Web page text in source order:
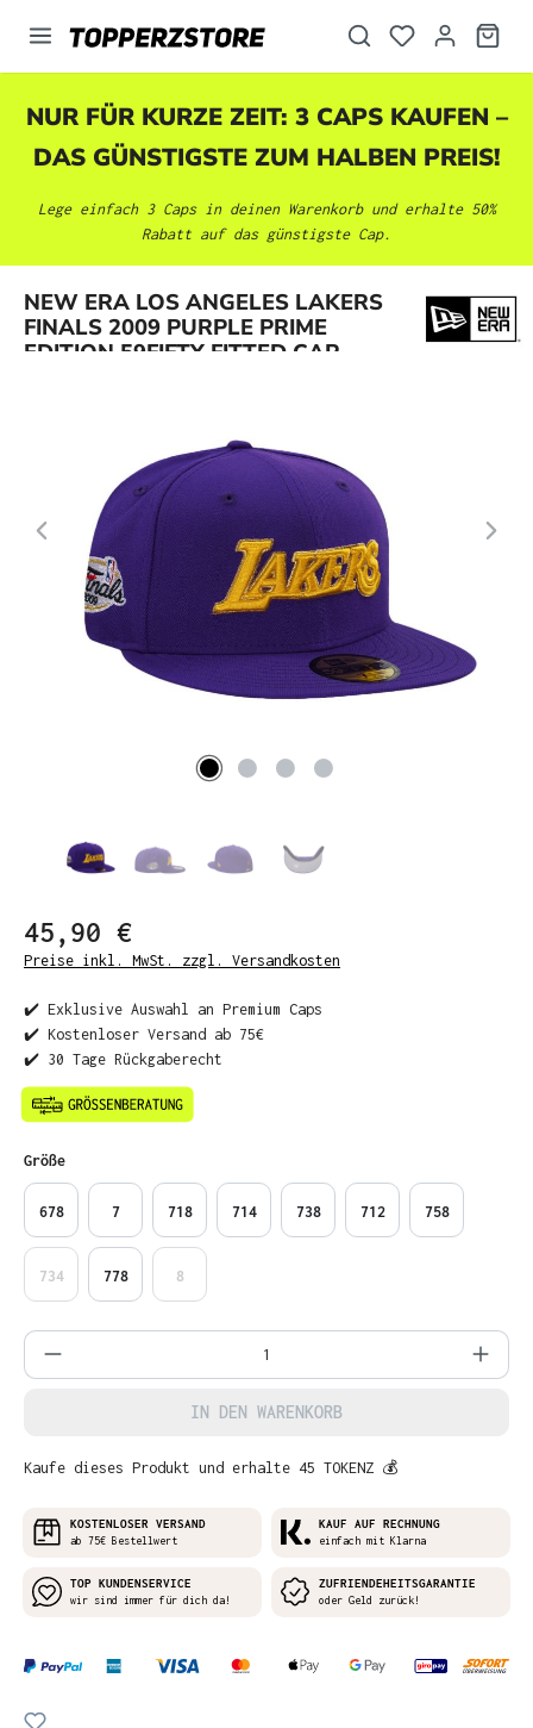
springen
NUR FÜR KURZE ZEIT: 3 CAPS KAUFEN –
DAS GÜNSTIGSTE ZUM HALBEN PREIS!
Lege einfach 3 Caps in deinen Warenkorb und erhalte 50%
Rabatt auf das günstigste Cap.
NEW ERA LOS ANGELES LAKERS
FINALS 2009 PURPLE PRIME
EDITION 59FIFTY FITTED CAP
Bildergalerie überspringen
45,90 €
Preise inkl. MwSt. zzgl. Versandkosten
✔️ Exklusive Auswahl an Premium Caps
✔️ Kostenloser Versand ab 75€
✔️ 30 Tage Rückgaberecht
Größeauswählen
678 7 718 714 738 712 758
734 778 8
Produkt Anzahl: Gib den gewünschten
IN DEN WARENKORB
Kaufe dieses Produkt und erhalte 45 TOKENZ 💰
KOSTENLOSER VERSAND
ab 75€ Bestellwert
KAUF AUF RECHNUNG
einfach mit Klarna
TOP KUNDENSERVICE
wir sind immer für dich da!
ZUFRIENDEHEITSGARANTIE
oder Geld zurück!